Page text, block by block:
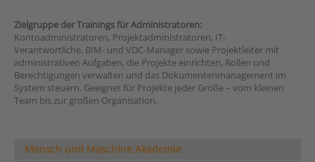
Zielgruppe der Trainings für Administratoren:
Kontoadministratoren, Projektadministratoren, IT-
Verantwortliche, BIM- und VDC-Manager sowie Projektleiter mit
administrativen Aufgaben, die Projekte einrichten, Rollen und
Berechtigungen verwalten und das Dokumentenmanagement im
System steuern. Geeignet für Projekte jeder Größe – vom kleinen
Team bis zur großen Organisation.
Mensch und Maschine Akademie